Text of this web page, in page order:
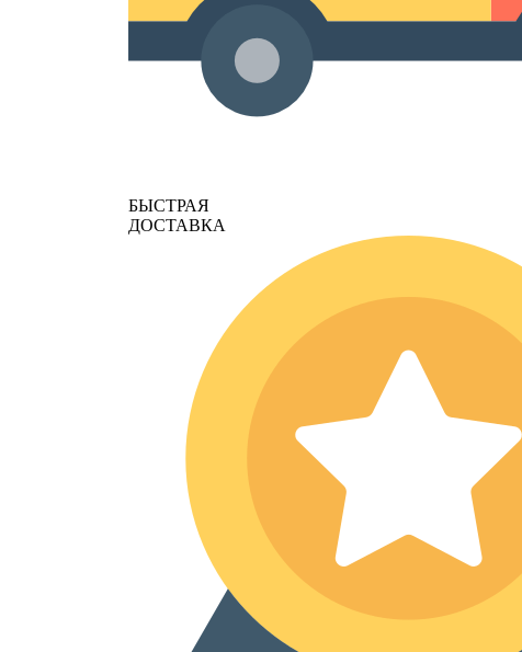
БЫСТРАЯ
ДОСТАВКА